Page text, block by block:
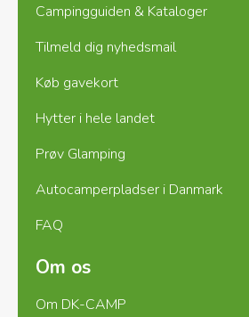
Campingguiden & Kataloger
Tilmeld dig nyhedsmail
Køb gavekort
Hytter i hele landet
Prøv Glamping
Autocamperpladser i Danmark
FAQ
Om os
Om DK-CAMP